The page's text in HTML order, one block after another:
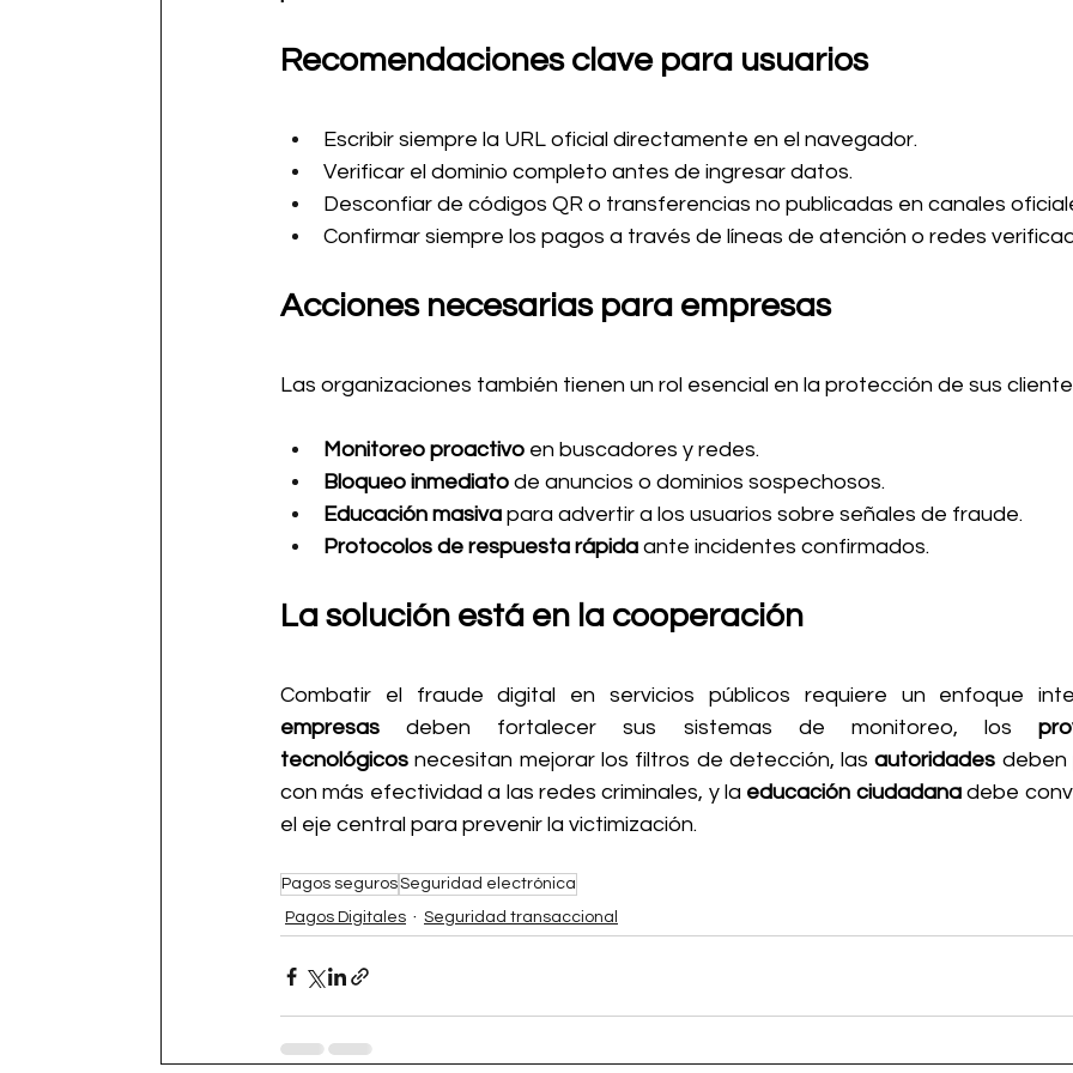
Recomendaciones clave para usuarios
Escribir siempre la URL oficial directamente en el navegador.
Verificar el dominio completo antes de ingresar datos.
Desconfiar de códigos QR o transferencias no publicadas en canales
Confirmar siempre los pagos a través de líneas de atención o redes
Acciones necesarias para empresas
Las organizaciones también tienen un rol esencial en la protección de sus
Monitoreo proactivo en buscadores y redes.
Bloqueo inmediato de anuncios o dominios sospechosos.
Educación masiva para advertir a los usuarios sobre señales de fraude.
Protocolos de respuesta rápida ante incidentes confirmados.
La solución está en la cooperación
empresas deben fortalecer sus sistemas de monitoreo, los
tecnológicos necesitan mejorar los filtros de detección, las autoridades deben
con más efectividad a las redes criminales, y la educación ciudadana debe
el eje central para prevenir la victimización.
Pagos segurosSeguridad electrónica
Pagos Digitales
Seguridad transaccional